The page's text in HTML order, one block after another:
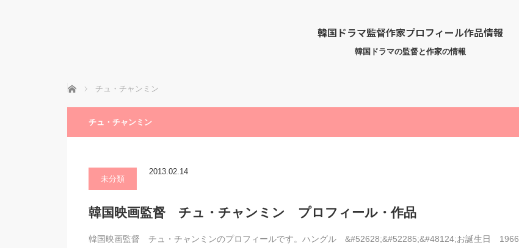
韓国ドラマ監督作家プロフィール作品情報
韓国ドラマの監督と作家の情報
ホーム チュ・チャンミン
チュ・チャンミン
未分類
2013.02.14
韓国映画監督 チュ・チャンミン プロフィール・作品
韓国映画監督 チュ・チャンミンのプロフィールです。ハングル &#52628;&#52285;&#48124;お誕生日 1966